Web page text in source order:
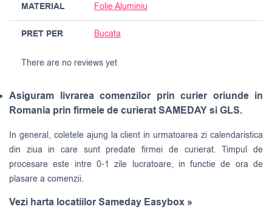
MATERIAL Folie Aluminiu
PRET PER Bucata
There are no reviews yet
Asiguram livrarea comenzilor prin curier oriunde in
Romania prin firmele de curierat SAMEDAY si GLS.
In general, coletele ajung la client in urmatoarea zi calendaristica
din ziua in care sunt predate firmei de curierat. Timpul de
procesare este intre 0-1 zile lucratoare, in functie de ora de
plasare a comenzii.
Vezi harta locatiilor Sameday Easybox »